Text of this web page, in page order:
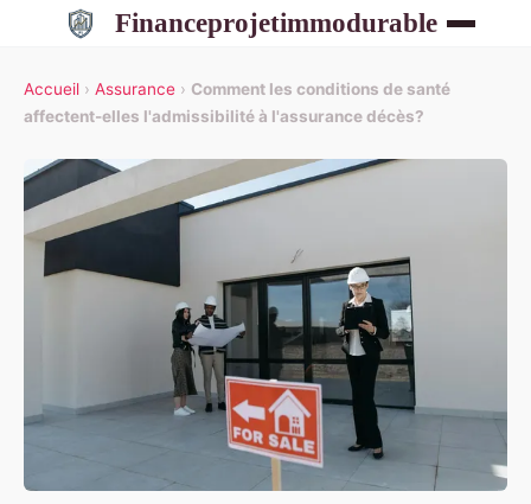
Financeprojetimmodurable
Accueil › Assurance › Comment les conditions de santé
affectent-elles l'admissibilité à l'assurance décès?